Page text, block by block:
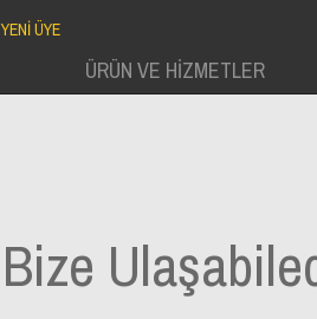
Bize
ÜRÜN VE HİZMETLER
YENİ ÜYE